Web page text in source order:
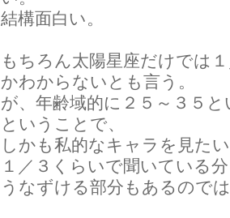
結構面白い。
もちろん太陽星座だけでは
かわからないとも言う。
が、年齢域的に２５～３５
ということで、
しかも私的なキャラを見た
１／３くらいで聞いている
うなずける部分もあるので